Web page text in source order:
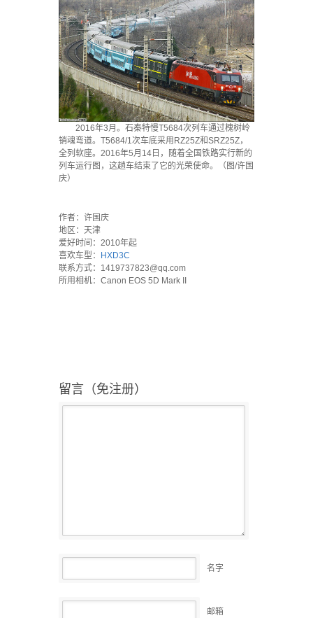
2016年3月。石秦特慢T5684次列车通过槐树岭
销魂弯道。T5684/1次车底采用RZ25Z和SRZ25Z，
全列软座。2016年5月14日，随着全国铁路实行新的
列车运行图，这趟车结束了它的光荣使命。（图/许国
庆）
作者：许国庆
地区：天津
爱好时间：2010年起
喜欢车型： HXD3C
联系方式：1419737823@qq.com
所用相机：Canon EOS 5D Mark II
留言（免注册）
名字
邮箱